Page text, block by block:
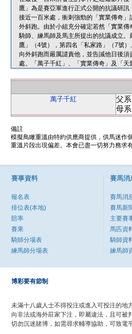
鷹」為是賽亞軍進行正式公開的抗議研
接近一百米處，衝刺強勁的「實業傳奇
外斜跑。由於小組充分確定若然「實業
騎師、練馬師及馬主所提出的抗議成立
鷹」（4號），第四名「私家路」（7號
向外斜跑而嚴厲譴責他，並告誡他日後
處。「萬子千紅」、「實業傳奇」及「天
萬子千紅
父
母
備註
模擬鳥瞰重溫由特約供應商提供，供馬迷作
重溫片段出現偏差。本會已盡一切努力務求
賽事資料
報名表
排位表(本地)
賠率
賽果
騎師分場表
練馬師分場表
賽馬消
賽馬消
賽馬新
主要賽
馬匹資
騎師資
練馬師
博彩要有節制
未滿十八歲人士不得投注或進入可投注的地方
向非法或海外莊家下注，即屬違法，且可被
切勿沉迷賭博，如需尋求輔導協助，可致電